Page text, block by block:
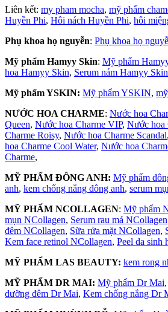
Liên kết: my pham mocha, mỹ phẩm
Huyền Phi, Hôi nách Huyền Phi, hôi
Phụ khoa họ nguyễn: Phụ khoa họ
Mỹ phẩm Hamyy Skin: Mỹ phẩm
hoa Hamyy Skin, Serum nám Hamyy Skin
Mỹ phẩm YSKIN: Mỹ phẩm YSKIN,
NƯỚC HOA CHARME: Nước hoa
Queen, Nước hoa Charme VIP, Nước hoa
Charme Roisy, Nước hoa Charme Scandal,
hoa Charme Cool Water, Nước hoa
Charme,
MỸ PHẨM ĐÔNG ANH: Mỹ phẩm
anh, kem chống nắng đông anh, serum
MỸ PHẨM NCOLLAGEN: Mỹ phẩm
mụn NCollagen, Serum rau má NCollagen
đêm NCollagen, Sữa rửa mặt NCollagen,
Kem face retinol NCollagen, Peel da sinh
MỸ PHẨM LAS BEAUTY: kem rong
MỸ PHẨM DR MAI: Mỹ phẩm Dr Mai,
dưỡng đêm Dr Mai, Kem chống nắng Dr